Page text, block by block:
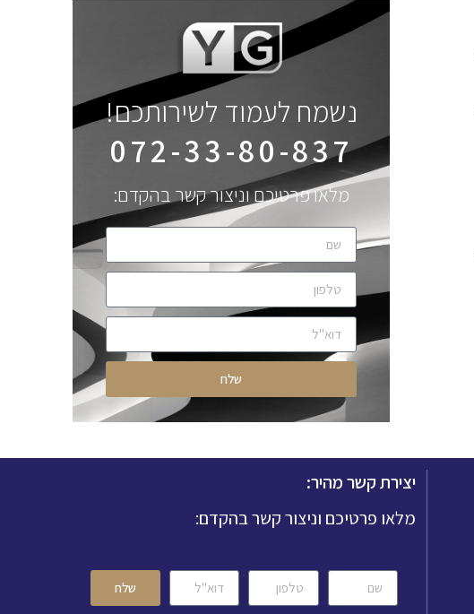
נשמח לעמוד לשירותכם!
072-33-80-837
מלאו פרטיכם וניצור קשר בהקדם:
שלח
יצירת קשר מהיר:
מלאו פרטיכם וניצור קשר בהקדם:
שלח